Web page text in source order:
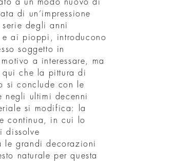
a un modo nuovo di
di un’impressione
serie degli anni
ai pioppi, introducono
soggetto in
a interessare, ma
qui che la pittura di
si conclude con le
negli ultimi decenni
si modifica: la
continua, in cui lo
dissolve
le grandi decorazioni
naturale per questa